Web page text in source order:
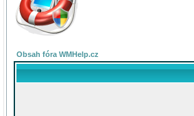
Obsah fóra WMHelp.cz